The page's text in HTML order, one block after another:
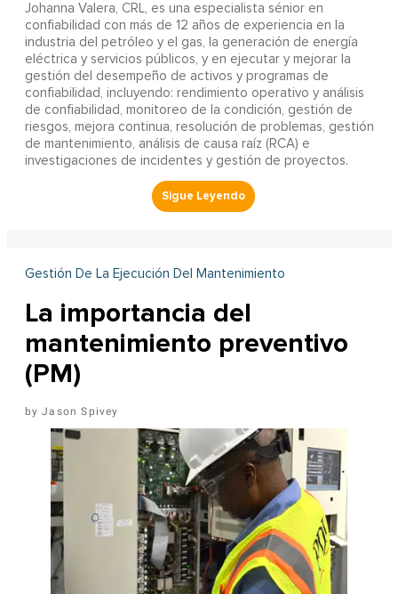
Johanna Valera, CRL, es una especialista sénior en
confiabilidad con más de 12 años de experiencia en la
industria del petróleo y el gas, la generación de energía
eléctrica y servicios públicos, y en ejecutar y mejorar la
gestión del desempeño de activos y programas de
confiabilidad, incluyendo: rendimiento operativo y análisis
de confiabilidad, monitoreo de la condición, gestión de
riesgos, mejora continua, resolución de problemas, gestión
de mantenimiento, análisis de causa raíz (RCA) e
investigaciones de incidentes y gestión de proyectos.
Gestión De La Ejecución Del Mantenimiento
La importancia del
mantenimiento preventivo
(PM)
Jason Spivey